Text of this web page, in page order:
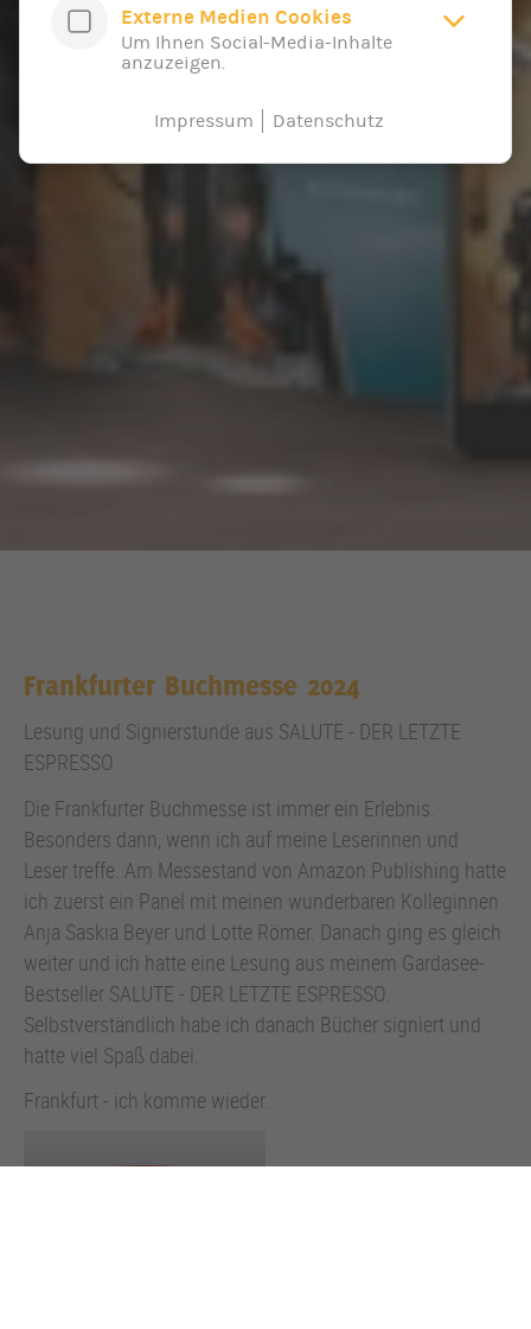
Frankfurter Buchmesse 2024
Lesung und Signierstunde aus SALUTE - DER LETZTE
ESPRESSO
Die Frankfurter Buchmesse ist immer ein Erlebnis.
Besonders dann, wenn ich auf meine Leserinnen und
Leser treffe. Am Messestand von Amazon Publishing hatte
ich zuerst ein Panel mit meinen wunderbaren Kolleginnen
Anja Saskia Beyer und Lotte Römer. Danach ging es gleich
weiter und ich hatte eine Lesung aus meinem Gardasee-
Bestseller SALUTE - DER LETZTE ESPRESSO.
Selbstverständlich habe ich danach Bücher signiert und
hatte viel Spaß dabei.
Frankfurt - ich komme wieder.
Externe Medien Cookies
Um Ihnen Social-Media-Inhalte
anzuzeigen.
Impressum Datenschutz